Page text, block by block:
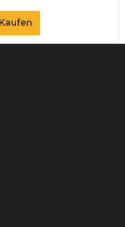
Kaufen